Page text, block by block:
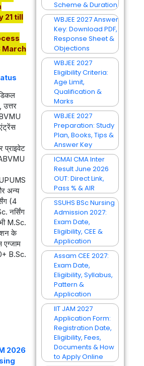
21 till
March
उत्तर
प्राइवेट
अन्य
(4
नर्सिंग
M.Sc.
के
एग्जाम
B.Sc.
2026
Scheme & Duration
WBJEE 2027 Answer
Key: Download PDF,
Response Sheet &
Objections
WBJEE 2027
Eligibility Criteria:
Age Limit,
Qualification &
Marks
WBJEE 2027
Preparation: Study
Plan, Books, Tips &
Answer Key
ICMAI CMA Inter
Result June 2026
OUT: Direct Link,
Pass % & AIR
SSUHS BSc Nursing
Admission 2027:
Exam Date,
Eligibility, CEE &
Application
Assam CEE 2027:
Exam Date,
Eligibility, Syllabus,
Pattern &
Application
IIT JAM 2027
Application Form:
Registration Date,
Eligibility, Fees,
Documents & How
to Apply Online